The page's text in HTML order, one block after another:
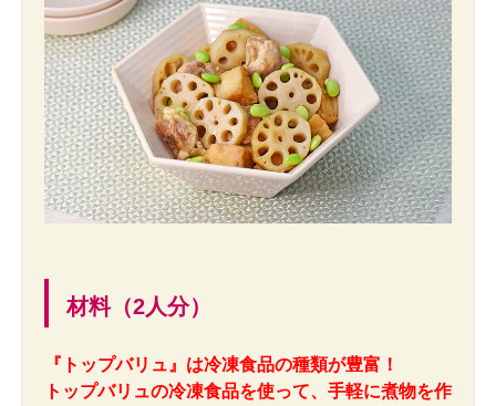
材料（2人分）
『トップバリュ』は冷凍食品の種類が豊富！
トップバリュの冷凍食品を使って、手軽に煮物を作